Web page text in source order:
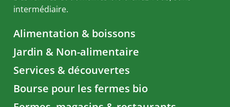
intermédiaire.
Alimentation & boissons
Jardin & Non-alimentaire
Services & découvertes
Bourse pour les fermes bio